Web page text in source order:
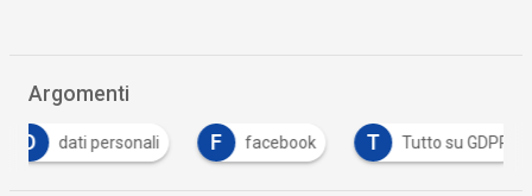
Argomenti
dati personali facebook T Tutto su GDPR